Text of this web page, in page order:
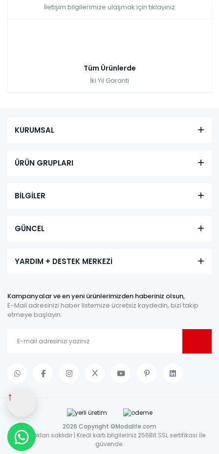
↑
İletişim bilgilerimize ulaşmak için tıklayınız
Tüm Ürünlerde
İki Yıl Garanti
KURUMSAL
ÜRÜN GRUPLARI
BİLGİLER
GÜNCEL
YARDIM + DESTEK MERKEZİ
Kampanyalar ve en yeni ürünlerimizden haberiniz olsun,
E-Mail adresinizi haber listemize ücretsiz kaydedin, bizi takip
etmeye başlayın.
2026 Copyright ©Modalife.com
Tüm hakları saklıdır | Kredi kartı bilgileriniz 256Bit SSL sertifikası ile
güvende.